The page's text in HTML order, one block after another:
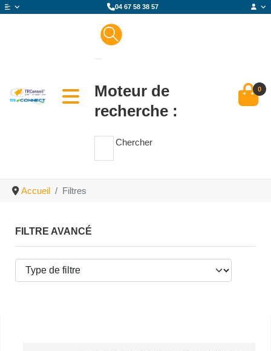
04 67 58 38 57
Moteur de
recherche :
Chercher
0
Accueil Filtres
FILTRE AVANCÉ